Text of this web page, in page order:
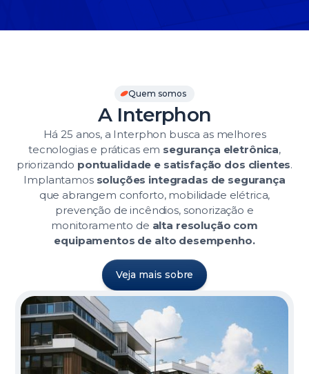
Quem somos
A Interphon
Há 25 anos, a Interphon busca as melhores
tecnologias e práticas em segurança eletrônica,
priorizando pontualidade e satisfação dos clientes.
Implantamos soluções integradas de segurança
que abrangem conforto, mobilidade elétrica,
prevenção de incêndios, sonorização e
monitoramento de alta resolução com
equipamentos de alto desempenho.
Veja mais sobre